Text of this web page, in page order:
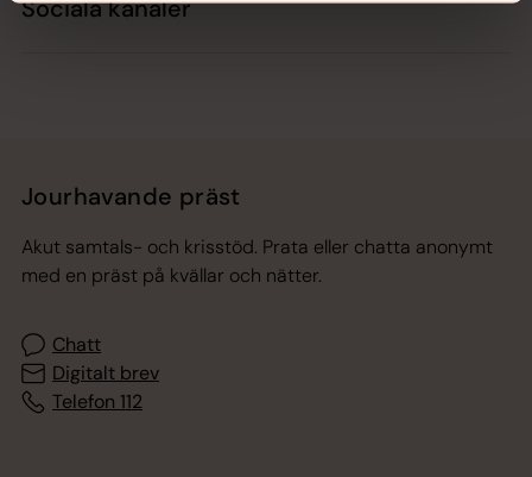
Sociala kanaler
Jourhavande präst
Akut samtals- och krisstöd. Prata eller chatta anonymt
med en präst på kvällar och nätter.
Chatt
Digitalt brev
Telefon 112